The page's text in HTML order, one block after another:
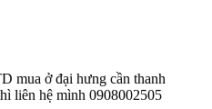
mua ở đại hưng cần thanh
liên hệ mình 0908002505